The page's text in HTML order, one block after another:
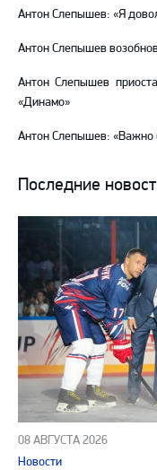
Антон Слепышев: «Я
Антон Слепышев
Антон Слепышев
«Динамо»
Антон Слепышев: «Важно
Последние
08 АВГУСТА 2026
Новости